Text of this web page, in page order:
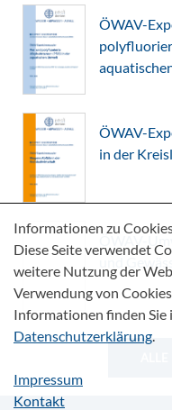
ÖWAV-
ÖWAV-
in der
Informationen zu
Diese Seite verwendet
weitere Nutzung der
Verwendung von
Informationen finden Sie
Datenschutzerklärung.
Impressum
Kontakt